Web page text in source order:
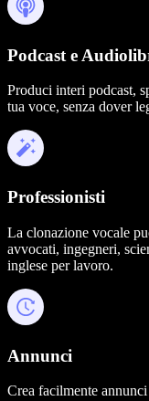
Podcast e
Produci interi podcast,
tua voce, senza dover
Professionisti
La clonazione vocale
avvocati, ingegneri,
inglese per lavoro.
Annunci
Crea facilmente